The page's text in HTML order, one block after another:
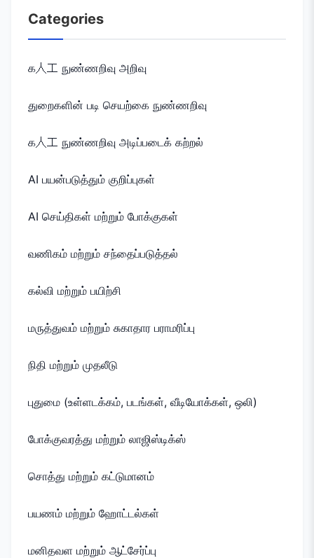
Categories
க人工 நுண்ணறிவு அறிவு
துறைகளின் படி செயற்கை நுண்ணறிவு
க人工 நுண்ணறிவு அடிப்படைக் கற்றல்
AI பயன்படுத்தும் குறிப்புகள்
AI செய்திகள் மற்றும் போக்குகள்
வணிகம் மற்றும் சந்தைப்படுத்தல்
கல்வி மற்றும் பயிற்சி
மருத்துவம் மற்றும் சுகாதார பராமரிப்பு
நிதி மற்றும் முதலீடு
புதுமை (உள்ளடக்கம், படங்கள், வீடியோக்கள், ஒலி)
போக்குவரத்து மற்றும் லாஜிஸ்டிக்ஸ்
சொத்து மற்றும் கட்டுமானம்
பயணம் மற்றும் ஹோட்டல்கள்
மனிதவள மற்றும் ஆட்சேர்ப்பு